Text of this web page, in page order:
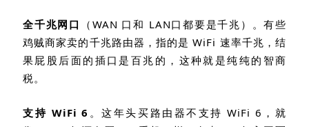
全千兆网口 （ WAN 口和 LAN口都要是千兆）。有些
鸡贼商家卖的千兆路由器，指的是 WiFi 速率千兆，结
果屁股后面的插口是百兆的，这种就是纯纯的智商
税。
支持 WiFi 6 。这年头买路由器不支持 WiFi 6 ，就